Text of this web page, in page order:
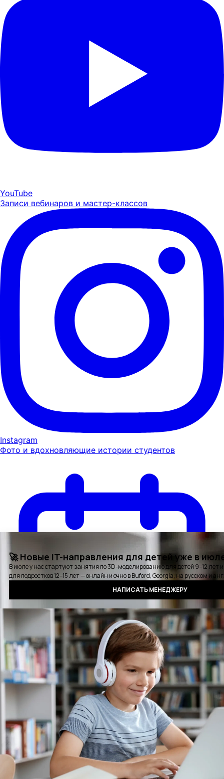
YouTube
Записи вебинаров и мастер-классов
Instagram
Фото и вдохновляющие истории студентов
Карьерная консультация
Выбрать удобное время для звонка
СтажировкиДетские курсыБлогСобытия
Отзывы Выпускники
КонтактыОплатаСертификатВопросы и ответы
Аудиокнига QAПолитика конфиденциальности
©2016 - 2025 PASV. All rights reserved.